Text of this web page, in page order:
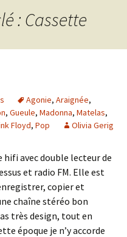
: Cassette
Agonie, Araignée,
, Gueule, Madonna, Matelas,
Floyd, Pop Olivia Gerig
hifi avec double lecteur de
et radio FM. Elle est
copier et
chaîne stéréo bon
très design, tout en
époque je n’y accorde